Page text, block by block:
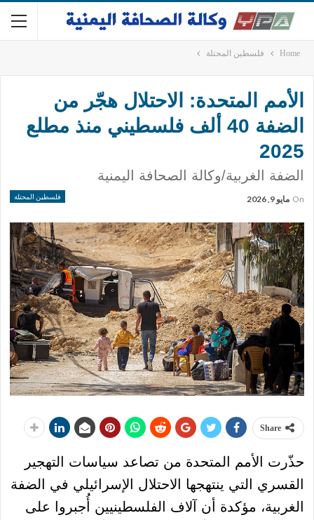
Home فلسطين المحتلة
الأمم المتحدة: الاحتلال هجّر من
الضفة 40 ألف فلسطيني منذ مطلع
2025
الضفة الغربية/وكالة الصحافة اليمنية
فلسطين المحتلة On مايو 9, 2026
Share
حذّرت الأمم المتحدة من تصاعد سياسات التهجير
القسري التي ينتهجها الاحتلال الإسرائيلي في الضفة
الغربية، مؤكدة أن آلاف الفلسطينيين أُجبروا على